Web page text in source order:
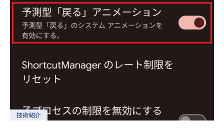
技術紹介